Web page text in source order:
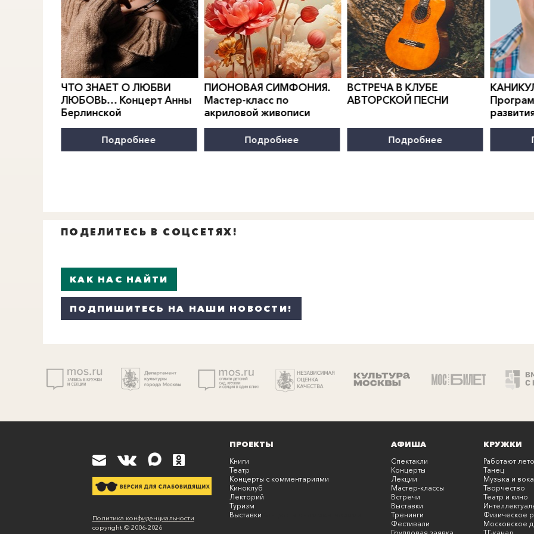
0">
ЧТО ЗНАЕТ О ЛЮБВИ
ЛЮБОВЬ… Концерт Анны
Берлинской
Подробнее
0">
ПИОНОВАЯ СИМФОНИЯ.
Мастер-класс по
акриловой живописи
Подробнее
0">
ВСТРЕЧА В КЛУБЕ
АВТОРСКОЙ ПЕСНИ
Подробнее
0">
ПОДЕЛИТЕСЬ В СОЦСЕТЯХ!
КАК НАС НАЙТИ
ПОДПИШИТЕСЬ НА НАШИ НОВОСТИ!
Политика конфиденциальности
copyright © 2006-2026
ПРОЕКТЫ
Книги
Театр
Концерты с комментариями
Киноклуб
Лекторий
Туризм
Выставки
АФИША
Спектакли
Концерты
Лекции
Мастер-классы
Встречи
Выставки
Тренинги
Фестивали
КРУЖКИ
Работают
Танец
Музыка и
Творчество
Театр и кино
Физическое
Московское